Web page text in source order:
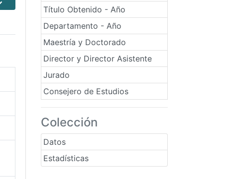
Título Obtenido - Año
Departamento - Año
Maestría y Doctorado
Director y Director Asistente
Jurado
Consejero de Estudios
Colección
Datos
Estadísticas